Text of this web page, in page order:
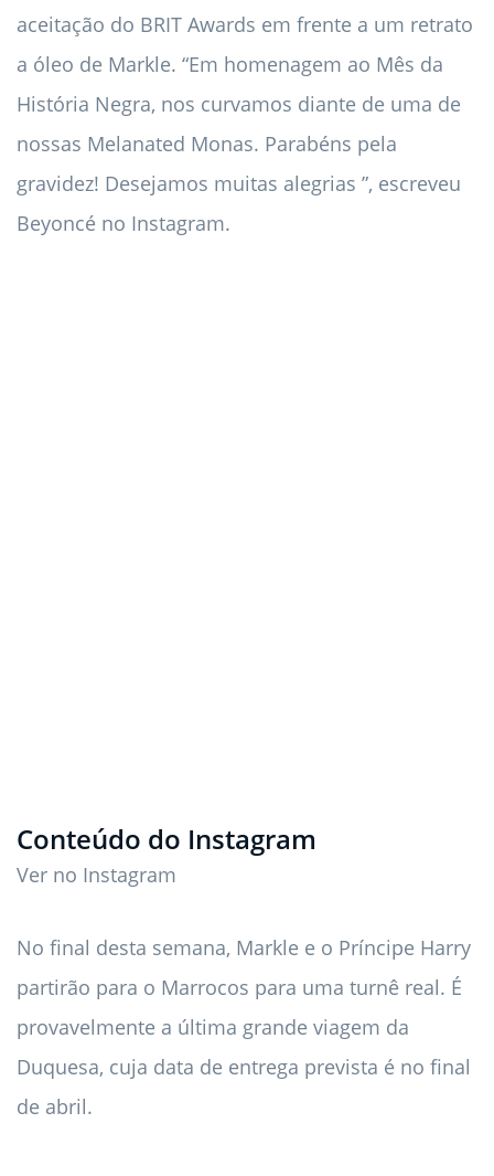
aceitação do BRIT Awards em frente a um retrato
a óleo de Markle. “Em homenagem ao Mês da
História Negra, nos curvamos diante de uma de
nossas Melanated Monas. Parabéns pela
gravidez! Desejamos muitas alegrias ”, escreveu
Beyoncé no Instagram.
Conteúdo do Instagram
Ver no Instagram
No final desta semana, Markle e o Príncipe Harry
partirão para o Marrocos para uma turnê real. É
provavelmente a última grande viagem da
Duquesa, cuja data de entrega prevista é no final
de abril.